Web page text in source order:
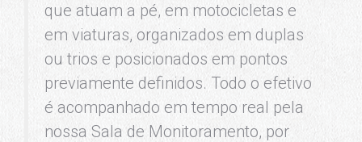
que atuam a pé, em motocicletas e
em viaturas, organizados em duplas
ou trios e posicionados em pontos
previamente definidos. Todo o efetivo
é acompanhado em tempo real pela
nossa Sala de Monitoramento, por